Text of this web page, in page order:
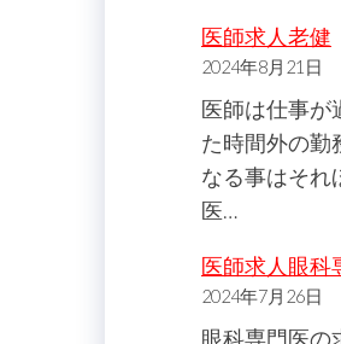
医師求人老健
2024年8月21日
医師は仕事が
た時間外の勤
なる事はそれ
医…
医師求人眼科
2024年7月26日
眼科専門医の